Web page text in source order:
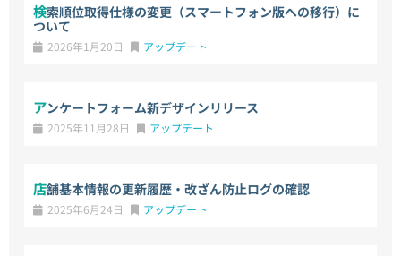
検索順位取得仕様の変更（スマートフォン版への移行）に
ついて
2026年1月20日 アップデート
アンケートフォーム新デザインリリース
2025年11月28日 アップデート
店舗基本情報の更新履歴・改ざん防止ログの確認
2025年6月24日 アップデート